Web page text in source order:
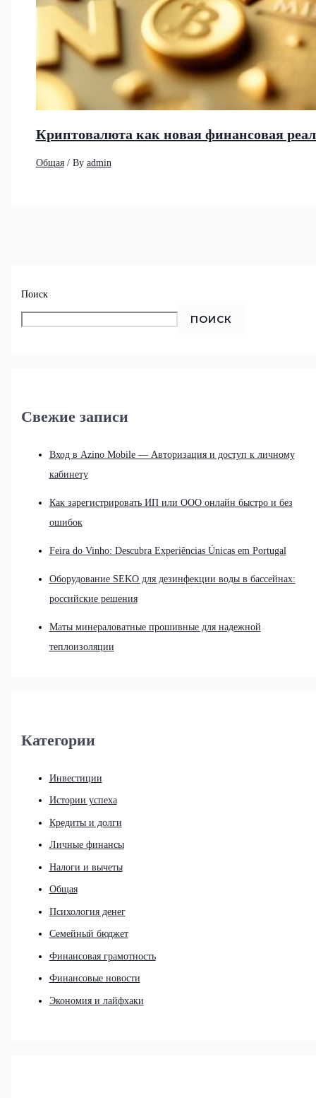
Поиск
ПОИСК
Свежие записи
Вход в Azino Mobile — Авторизация и доступ к личному
кабинету
Как зарегистрировать ИП или ООО онлайн быстро и без
ошибок
Feira do Vinho: Descubra Experiências Únicas em Portugal
Оборудование SEKO для дезинфекции воды в бассейнах:
российские решения
Маты минераловатные прошивные для надежной
теплоизоляции
Категории
Инвестиции
Истории успеха
Кредиты и долги
Личные финансы
Налоги и вычеты
Общая
Психология денег
Семейный бюджет
Финансовая грамотность
Финансовые новости
Экономия и лайфхаки
Криптовалюта как новая финансовая
Общая/ By admin